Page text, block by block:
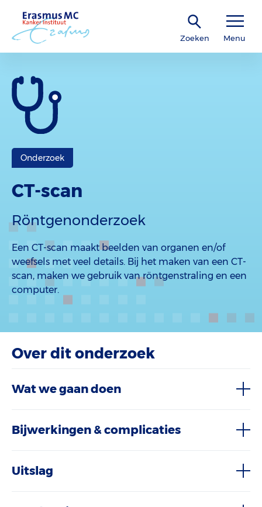
Zoeken Menu
Onderzoek
CT-scan
Röntgenonderzoek
Een CT-scan maakt beelden van organen en/of
weefsels met veel details. Bij het maken van een CT-
scan, maken we gebruik van röntgenstraling en een
computer.
Over dit onderzoek
Wat we gaan doen
Bijwerkingen & complicaties
Uitslag